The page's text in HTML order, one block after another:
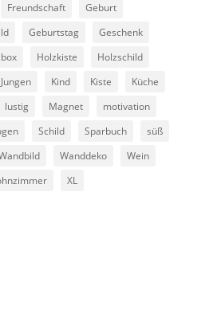
Freundschaft
Geburt
Geburtstag
Geschenk
Holzkiste
Holzschild
Jungen Kind Kiste
Küche
lustig Magnet
motivation
Schild Sparbuch
süß
Wanddeko
Wein
XL